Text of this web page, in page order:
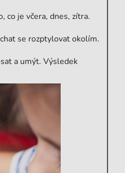
co je včera, dnes, zítra.
se rozptylovat okolím.
a umýt. Výsledek